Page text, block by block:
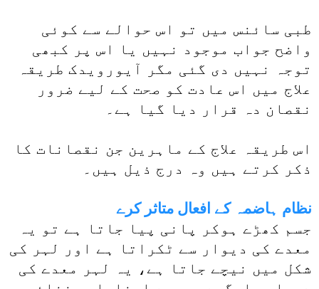
طبی سائنس میں تو اس حوالے سے کوئی
واضح جواب موجود نہیں یا اس پر کبھی
توجہ نہیں دی گئی مگر آیورویدک طریقہ
علاج میں اس عادت کو صحت کے لیے ضرور
نقصان دہ قرار دیا گیا ہے۔
اس طریقہ علاج کے ماہرین جن نقصانات کا
ذکر کرتے ہیں وہ درج ذیل ہیں۔
نظام ہاضمہ کے افعال متاثر کرے
جسم کھڑے ہوکر پانی پیا جاتا ہے تو یہ
معدے کی دیوار سے ٹکراتا ہے اور لہر کی
شکل میں نیچے جاتا ہے، یہ لہر معدے کی